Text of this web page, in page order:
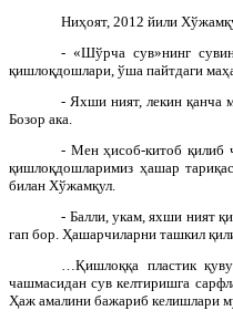
Ниҳоят, 2012 йили
- «Шўрча сув»нинг
қишлоқдошлари, ўша пайтдаги
- Яхши ният, лекин қанча
Бозор ака.
- Мен ҳисоб-китоб қилиб
қишлоқдошларимиз ҳашар
билан Хўжамқул.
- Балли, укам, яхши ният
гап бор. Ҳашарчиларни ташкил
…Қишлоққа пластик
чашмасидан сув келтиришга
Ҳаж амалини бажариб келишлари